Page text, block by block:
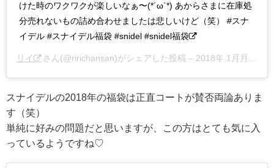
けた時のワクワクが楽しいなぁ〜(*´ω`*) あからさまに在庫処
分売れないもの詰め合わせましたは悲しいけど（笑） #スナ
イデル #スナイデル福袋 #snidel #snidel福袋
リイ さん(@ririchansan)がシェアした投稿 – 2018年 1月月3日午後8時12分PST
スナイデルの2018年の福袋は正直コートが賛否両論ありま
す（笑）
単純に好みの問題だと思いますが、この方はとても気に入
っているようですね♡